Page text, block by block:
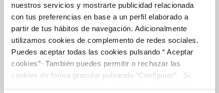
nuestros servicios y mostrarte publicidad relacionada
con tus preferencias en base a un perfil elaborado a
partir de tus hábitos de navegación. Adicionalmente
utilizamos cookies de complemento de redes sociales.
Puedes aceptar todas las cookies pulsando “ Aceptar
cookies”· También puedes permitir o rechazar las
cookies de forma granular pulsando “Configurar”. Si
Inicio
Gestiones Online